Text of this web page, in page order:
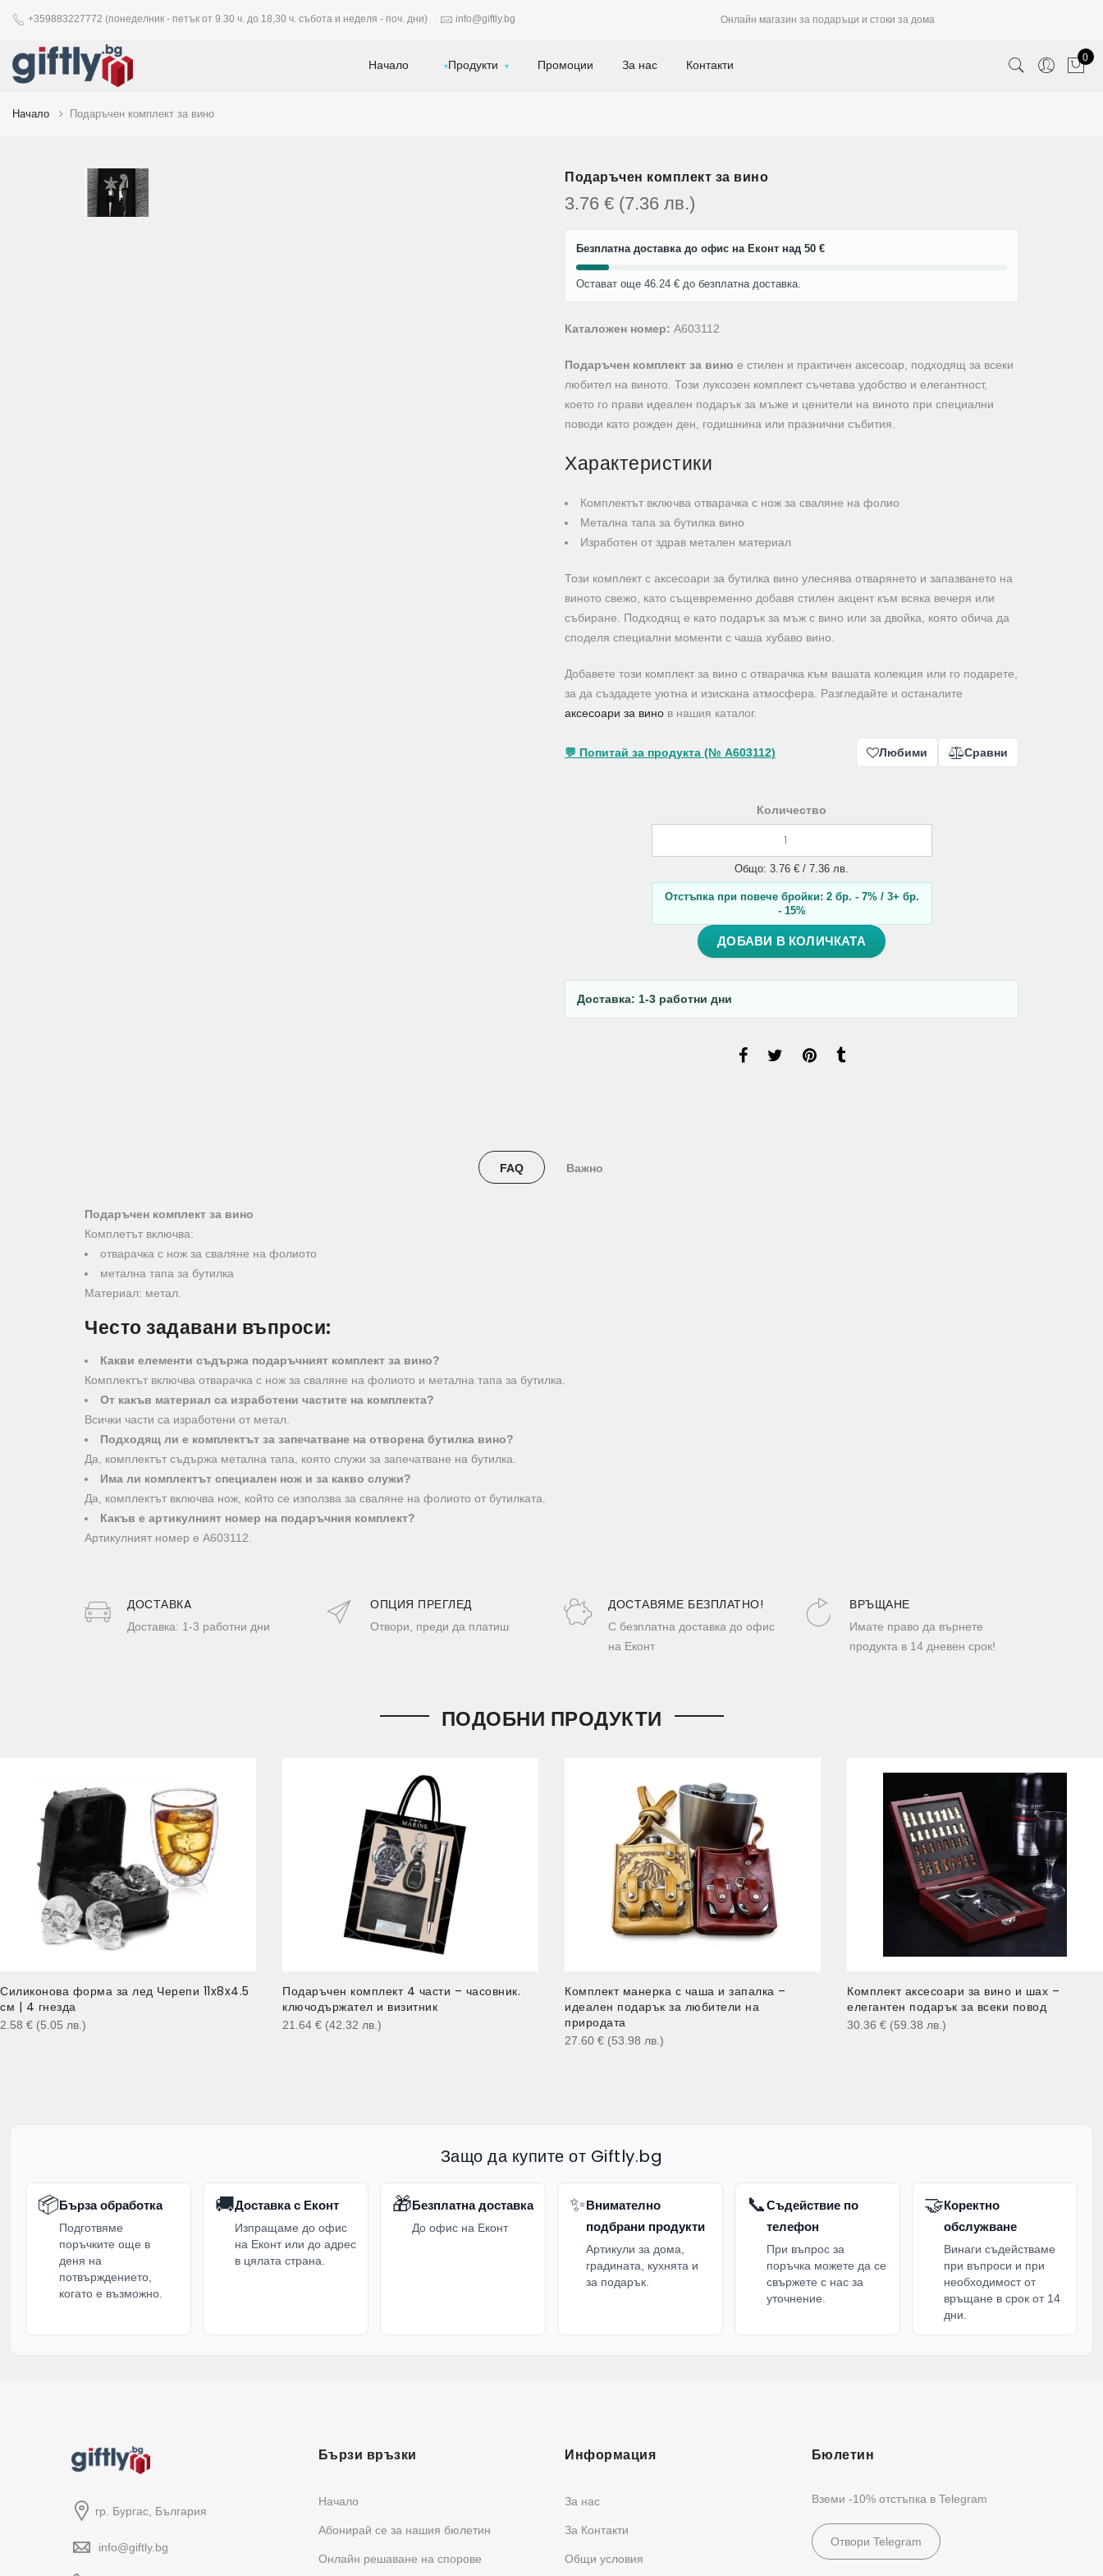
+359883227772 (понеделник - петък от 9.30 ч. до 18,30 ч. събота и неделя - поч. дни) info@giftly.bg Онлайн магазин за подаръци и стоки за дома
Начало Продукти Промоции За нас Контакти 0
Начало Подаръчен комплект за вино
Подаръчен комплект за вино
3.76 € (7.36 лв.)
Безплатна доставка до офис на Еконт над 50 €
Остават още 46.24 € до безплатна доставка.
Каталожен номер: A603112
Подаръчен комплект за вино е стилен и практичен аксесоар, подходящ за всеки
любител на виното. Този луксозен комплект съчетава удобство и елегантност,
което го прави идеален подарък за мъже и ценители на виното при специални
поводи като рожден ден, годишнина или празнични събития.
Характеристики
Комплектът включва отварачка с нож за сваляне на фолио
Метална тапа за бутилка вино
Изработен от здрав метален материал
Този комплект с аксесоари за бутилка вино улеснява отварянето и запазването на
виното свежо, като същевременно добавя стилен акцент към всяка вечеря или
събиране. Подходящ е като подарък за мъж с вино или за двойка, която обича да
споделя специални моменти с чаша хубаво вино.
Добавете този комплект за вино с отварачка към вашата колекция или го подарете,
за да създадете уютна и изискана атмосфера. Разгледайте и останалите
аксесоари за вино в нашия каталог.
💬 Попитай за продукта (№ A603112) Любими Сравни
Количество
Общо: 3.76 € / 7.36 лв.
Отстъпка при повече бройки: 2 бр. - 7% / 3+ бр.
- 15%
ДОБАВИ В КОЛИЧКАТА
Доставка: 1-3 работни дни
FAQ Важно
Подаръчен комплект за вино
Комплетът включва:
отварачка с нож за сваляне на фолиото
метална тапа за бутилка
Материал: метал.
Често задавани въпроси:
Какви елементи съдържа подаръчният комплект за вино?
Комплектът включва отварачка с нож за сваляне на фолиото и метална тапа за бутилка.
От какъв материал са изработени частите на комплекта?
Всички части са изработени от метал.
Подходящ ли е комплектът за запечатване на отворена бутилка вино?
Да, комплектът съдържа метална тапа, която служи за запечатване на бутилка.
Има ли комплектът специален нож и за какво служи?
Да, комплектът включва нож, който се използва за сваляне на фолиото от бутилката.
Какъв е артикулният номер на подаръчния комплект?
Артикулният номер е A603112.
ДОСТАВКA
Доставка: 1-3 работни дни
ОПЦИЯ ПРЕГЛЕД
Отвори, преди да платиш
ДОСТАВЯМЕ БЕЗПЛАТНО!
С безплатна доставка до офис
на Еконт
ВРЪЩАНЕ
Имате право да върнете
продукта в 14 дневен срок!
ПОДОБНИ ПРОДУКТИ
Силиконова форма за лед Черепи 11x8x4.5
см | 4 гнезда
2.58 € (5.05 лв. )
Подаръчен комплект 4 части – часовник.
ключодържател и визитник
21.64 € (42.32 лв. )
Комплект манерка с чаша и запалка –
идеален подарък за любители на
природата
27.60 € (53.98 лв. )
Комплект аксесоари за вино и шах –
елегантен подарък за всеки повод
30.36 € (59.38 лв. )
Защо да купите от Giftly.bg
📦Бърза обработка
Подготвяме
поръчките още в
деня на
потвърждението,
когато е възможно.
🚚Доставка с Еконт
Изпращаме до офис
на Еконт или до адрес
в цялата страна.
🎁Безплатна доставка
До офис на Еконт
✨Внимателно
подбрани продукти
Артикули за дома,
градината, кухнята и
за подарък.
📞Съдействие по
телефон
При въпрос за
поръчка можете да се
свържете с нас за
уточнение.
🤝Коректно
обслужване
Винаги съдействаме
при въпроси и при
необходимост от
връщане в срок от 14
дни.
гр. Бургас, България
info@giftly.bg
Бързи връзки
Начало
Абонирай се за нашия бюлетин
Oнлайн решаване на спорове
Информация
За нас
За Контакти
Общи условия
Бюлетин
Вземи -10% отстъпка в Telegram
Отвори Telegram